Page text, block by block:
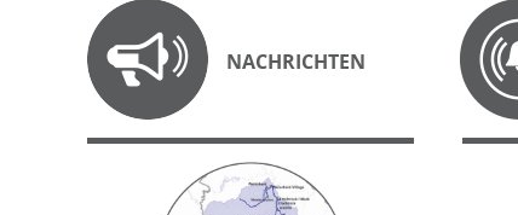
NACHRICHTEN